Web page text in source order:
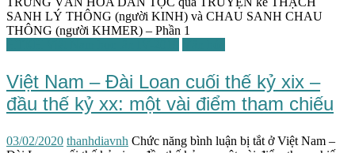
SANH LÝ THÔNG (người KINH) và CHAU SANH CHAU
THÔNG (người KHMER) – Phần 1
Việt Nam – Đài Loan cuối thế kỷ xix –
đầu thế kỷ xx: một vài điểm tham chiếu
03/02/2020 thanhdiavnh Chức năng bình luận bị tắt ở Việt Nam –